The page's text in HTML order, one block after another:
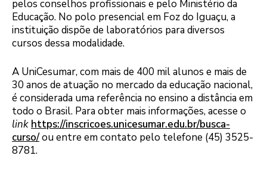
pelos conselhos profissionais e pelo Ministério da
Educação. No polo presencial em Foz do Iguaçu, a
instituição dispõe de laboratórios para diversos
cursos dessa modalidade.
A UniCesumar, com mais de 400 mil alunos e mais de
30 anos de atuação no mercado da educação nacional,
é considerada uma referência no ensino a distância em
todo o Brasil. Para obter mais informações, acesse o
link https://inscricoes.unicesumar.edu.br/busca-
curso/ou entre em contato pelo telefone (45) 3525-
8781.